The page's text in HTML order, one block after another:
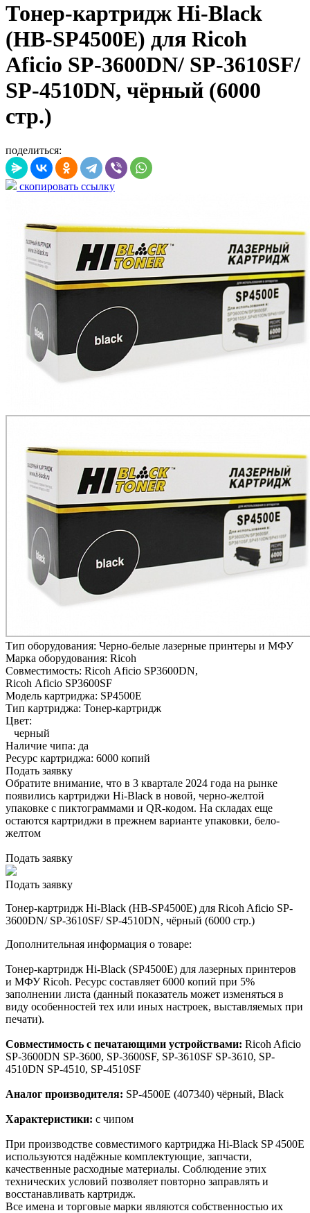
Тонер-картридж Hi-Black
(HB-SP4500E) для Ricoh
Aficio SP-3600DN/ SP-3610SF/
SP-4510DN, чёрный (6000
стр.)
поделиться:
скопировать ссылку
Тип оборудования: Черно-белые лазерные принтеры и МФУ
Марка оборудования: Ricoh
Совместимость: Ricoh Aficio SP3600DN,
Ricoh Aficio SP3600SF
Модель картриджа: SP4500E
Тип картриджа: Тонер-картридж
Цвет:
черный
Наличие чипа: да
Ресурс картриджа: 6000 копий
Подать заявку
Обратите внимание, что в 3 квартале 2024 года на рынке
появились картриджи Hi-Black в новой, черно-желтой
упаковке с пиктограммами и QR-кодом. На складах еще
остаются картриджи в прежнем варианте упаковки, бело-
желтом
Подать заявку
Подать заявку
Тонер-картридж Hi-Black (HB-SP4500E) для Ricoh Aficio SP-
3600DN/ SP-3610SF/ SP-4510DN, чёрный (6000 стр.)
Дополнительная информация о товаре:
Тонер-картридж Hi-Black (SP4500E) для лазерных принтеров
и МФУ Ricoh. Ресурс составляет 6000 копий при 5%
заполнении листа (данный показатель может изменяться в
виду особенностей тех или иных настроек, выставляемых при
печати).
Совместимость с печатающими устройствами: Ricoh Aficio
SP-3600DN SP-3600, SP-3600SF, SP-3610SF SP-3610, SP-
4510DN SP-4510, SP-4510SF
Аналог производителя: SP-4500E (407340) чёрный, Black
Характеристики: с чипом
При производстве совместимого картриджа Hi-Black SP 4500E
используются надёжные комплектующие, запчасти,
качественные расходные материалы. Соблюдение этих
технических условий позволяет повторно заправлять и
восстанавливать картридж.
Все имена и торговые марки являются собственностью их